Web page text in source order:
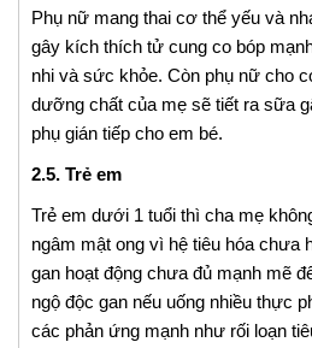
Phụ nữ mang thai cơ thể yếu và
gây kích thích tử cung co bóp
nhi và sức khỏe. Còn phụ nữ cho
dưỡng chất của mẹ sẽ tiết ra sữa
phụ gián tiếp cho em bé.
2.5. Trẻ em
Trẻ em dưới 1 tuổi thì cha mẹ
ngâm mật ong vì hệ tiêu hóa chưa
gan hoạt động chưa đủ mạnh mẽ
ngộ độc gan nếu uống nhiều thực
các phản ứng mạnh như rối loạn